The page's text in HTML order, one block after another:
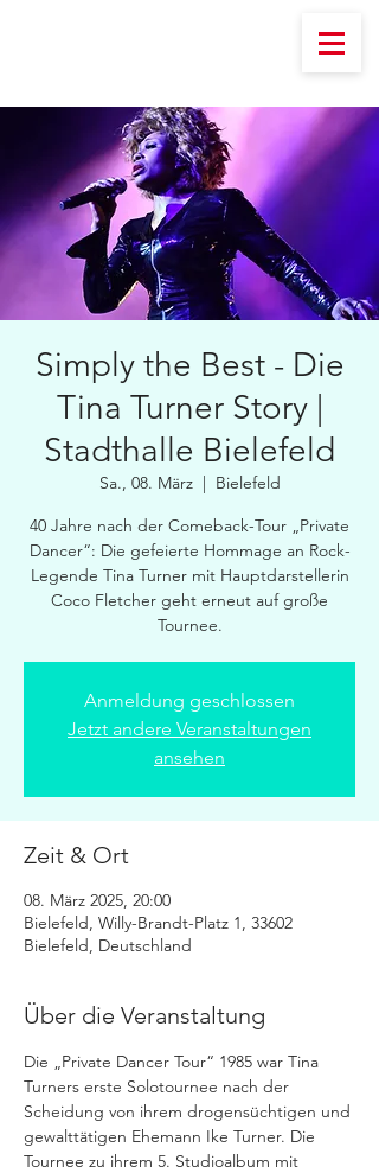
Simply the Best - Die
Tina Turner Story |
Stadthalle Bielefeld
Sa., 08. März
  |
Bielefeld
40 Jahre nach der Comeback-Tour „Private
Dancer“: Die gefeierte Hommage an Rock-
Legende Tina Turner mit Hauptdarstellerin
Coco Fletcher geht erneut auf große
Tournee.
Anmeldung geschlossen
Jetzt andere Veranstaltungen
ansehen
Zeit & Ort
08. März 2025, 20:00
Bielefeld, Willy-Brandt-Platz 1, 33602
Bielefeld, Deutschland
Über die Veranstaltung
Die „Private Dancer Tour“ 1985 war Tina
Turners erste Solotournee nach der
Scheidung von ihrem drogensüchtigen und
gewalttätigen Ehemann Ike Turner. Die
Tournee zu ihrem 5. Studioalbum mit